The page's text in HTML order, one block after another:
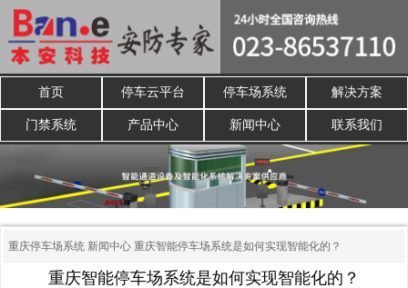
首页 停车云平台 停车场系统 解决方案
门禁系统 产品中心 新闻中心 联系我们
重庆停车场系统 新闻中心 重庆智能停车场系统是如何实现智能化的？
重庆智能停车场系统是如何实现智能化的？